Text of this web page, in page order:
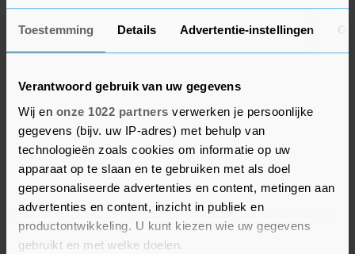
Toestemming Details Advertentie-instellingen
Verantwoord gebruik van uw gegevens
Wij en onze 1022 partners verwerken je persoonlijke
gegevens (bijv. uw IP-adres) met behulp van
technologieën zoals cookies om informatie op uw
apparaat op te slaan en te gebruiken met als doel
gepersonaliseerde advertenties en content, metingen aan
advertenties en content, inzicht in publiek en
productontwikkeling. U kunt kiezen wie uw gegevens
gebruikt en met welke doelen.
Churandy Martina (40) was mee met de ploeg
naar Parijs, maar hij kwam op zijn zesde